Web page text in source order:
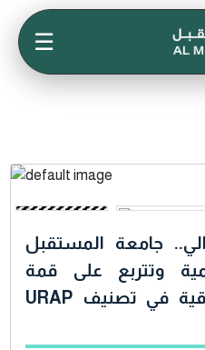
☰
جامعة المستقبل
وتتربع على قمة
الجامعات الأهلية العراقية في تصنيف URAP